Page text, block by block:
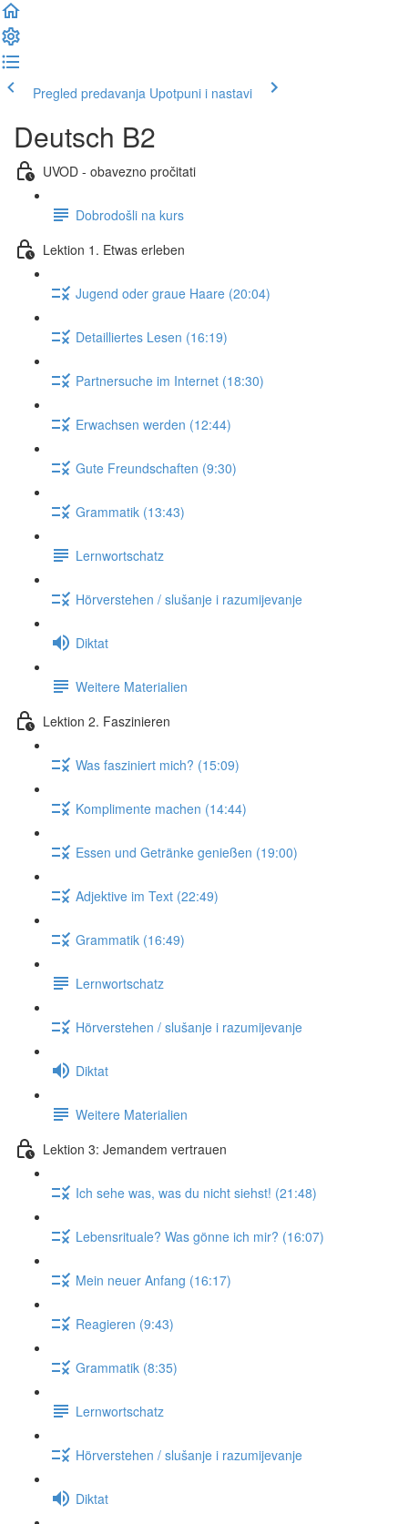
Pregled predavanja Upotpuni i nastavi
Deutsch B2
UVOD - obavezno pročitati
Dobrodošli na kurs
Lektion 1. Etwas erleben
Jugend oder graue Haare (20:04)
Detailliertes Lesen (16:19)
Partnersuche im Internet (18:30)
Erwachsen werden (12:44)
Gute Freundschaften (9:30)
Grammatik (13:43)
Lernwortschatz
Hörverstehen / slušanje i razumijevanje
Diktat
Weitere Materialien
Lektion 2. Faszinieren
Was fasziniert mich? (15:09)
Komplimente machen (14:44)
Essen und Getränke genießen (19:00)
Adjektive im Text (22:49)
Grammatik (16:49)
Lernwortschatz
Hörverstehen / slušanje i razumijevanje
Diktat
Weitere Materialien
Lektion 3: Jemandem vertrauen
Ich sehe was, was du nicht siehst! (21:48)
Lebensrituale? Was gönne ich mir? (16:07)
Mein neuer Anfang (16:17)
Reagieren (9:43)
Grammatik (8:35)
Lernwortschatz
Hörverstehen / slušanje i razumijevanje
Diktat